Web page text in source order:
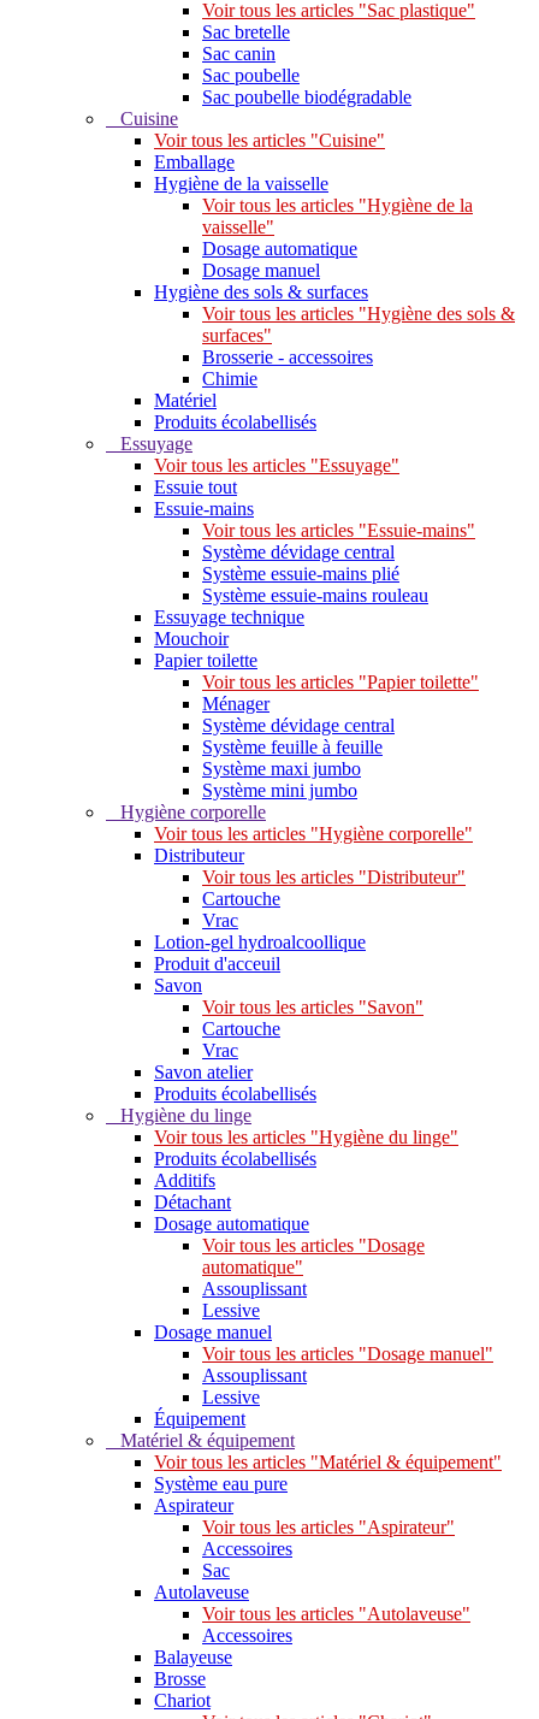
Voir tous les articles "Sac plastique"
Sac bretelle
Sac canin
Sac poubelle
Sac poubelle biodégradable
Cuisine
Voir tous les articles "Cuisine"
Emballage
Hygiène de la vaisselle
Voir tous les articles "Hygiène de la
vaisselle"
Dosage automatique
Dosage manuel
Hygiène des sols & surfaces
Voir tous les articles "Hygiène des sols &
surfaces"
Brosserie - accessoires
Chimie
Matériel
Produits écolabellisés
Essuyage
Voir tous les articles "Essuyage"
Essuie tout
Essuie-mains
Voir tous les articles "Essuie-mains"
Système dévidage central
Système essuie-mains plié
Système essuie-mains rouleau
Essuyage technique
Mouchoir
Papier toilette
Voir tous les articles "Papier toilette"
Ménager
Système dévidage central
Système feuille à feuille
Système maxi jumbo
Système mini jumbo
Hygiène corporelle
Voir tous les articles "Hygiène corporelle"
Distributeur
Voir tous les articles "Distributeur"
Cartouche
Vrac
Lotion-gel hydroalcoollique
Produit d'acceuil
Savon
Voir tous les articles "Savon"
Cartouche
Vrac
Savon atelier
Produits écolabellisés
Hygiène du linge
Voir tous les articles "Hygiène du linge"
Produits écolabellisés
Additifs
Détachant
Dosage automatique
Voir tous les articles "Dosage
automatique"
Assouplissant
Lessive
Dosage manuel
Voir tous les articles "Dosage manuel"
Assouplissant
Lessive
Équipement
Matériel & équipement
Voir tous les articles "Matériel & équipement"
Système eau pure
Aspirateur
Voir tous les articles "Aspirateur"
Accessoires
Sac
Autolaveuse
Voir tous les articles "Autolaveuse"
Accessoires
Balayeuse
Brosse
Chariot